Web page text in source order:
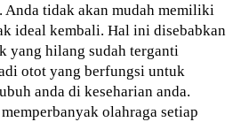
Anda tidak akan mudah memiliki
ideal kembali. Hal ini disebabkan
yang hilang sudah terganti
otot yang berfungsi untuk
anda di keseharian anda.
olahraga setiap